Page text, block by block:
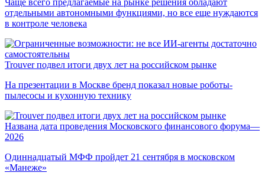
Чаще всего предлагаемые на рынке решения обладают
отдельными автономными функциями, но все еще нуждаются
в контроле человека
Trouver подвел итоги двух лет на российском рынке
На презентации в Москве бренд показал новые роботы-
пылесосы и кухонную технику
Названа дата проведения Московского финансового форума—
2026
Одиннадцатый МФФ пройдет 21 сентября в московском
«Манеже»